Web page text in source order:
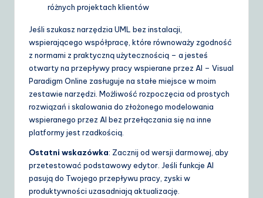
różnych projektach klientów
Jeśli szukasz narzędzia UML bez instalacji,
wspierającego współpracę, które równoważy zgodność
z normami z praktyczną użytecznością – a jesteś
otwarty na przepływy pracy wspierane przez AI – Visual
Paradigm Online zasługuje na stałe miejsce w moim
zestawie narzędzi. Możliwość rozpoczęcia od prostych
rozwiązań i skalowania do złożonego modelowania
wspieranego przez AI bez przełączania się na inne
platformy jest rzadkością.
Ostatni wskazówka: Zacznij od wersji darmowej, aby
przetestować podstawowy edytor. Jeśli funkcje AI
pasują do Twojego przepływu pracy, zyski w
produktywności uzasadniają aktualizację.